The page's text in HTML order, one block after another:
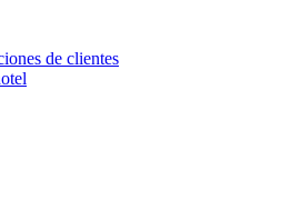
de clientes